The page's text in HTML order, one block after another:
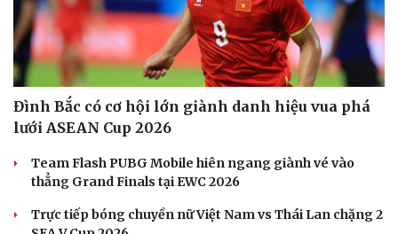
Đình Bắc có cơ hội lớn giành danh hiệu vua phá
lưới ASEAN Cup 2026
Team Flash PUBG Mobile hiên ngang giành vé vào
thẳng Grand Finals tại EWC 2026
Trực tiếp bóng chuyền nữ Việt Nam vs Thái Lan chặng 2